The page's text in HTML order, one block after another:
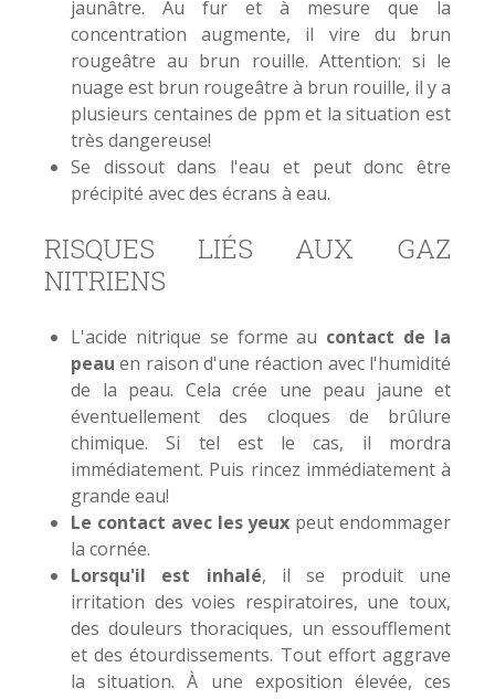
jaunâtre. Au fur et à mesure que la
concentration augmente, il vire du brun
rougeâtre au brun rouille. Attention: si le
nuage est brun rougeâtre à brun rouille, il y a
plusieurs centaines de ppm et la situation est
très dangereuse!
Se dissout dans l'eau et peut donc être
précipité avec des écrans à eau.
RISQUES LIÉS AUX GAZ
NITRIENS
L'acide nitrique se forme au contact de la
peau en raison d'une réaction avec l'humidité
de la peau. Cela crée une peau jaune et
éventuellement des cloques de brûlure
chimique. Si tel est le cas, il mordra
immédiatement. Puis rincez immédiatement à
grande eau!
Le contact avec les yeux peut endommager
la cornée.
Lorsqu'il est inhalé, il se produit une
irritation des voies respiratoires, une toux,
des douleurs thoraciques, un essoufflement
et des étourdissements. Tout effort aggrave
la situation. À une exposition élevée, ces